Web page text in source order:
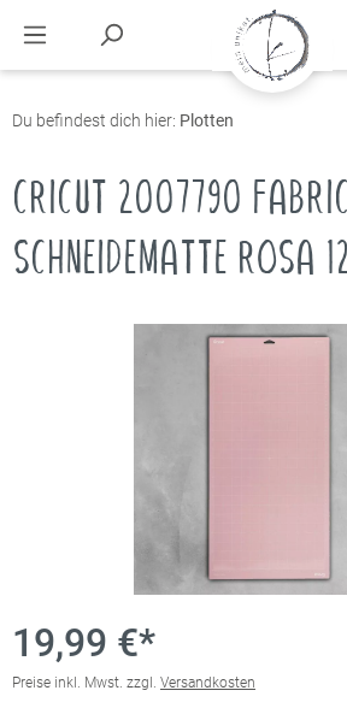
Du befindest dich hier: Plotten
CRICUT 2007790
SCHNEIDEMATTE ROSA
19,99 €*
Preise inkl. Mwst. zzgl. Versandkosten